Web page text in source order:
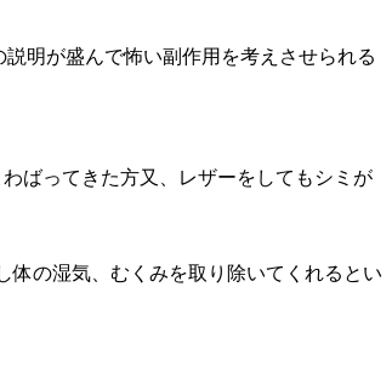
明が盛んで怖い副作用を考えさせられる
ばってきた方又、レザーをしてもシミが
体の湿気、むくみを取り除いてくれるとい